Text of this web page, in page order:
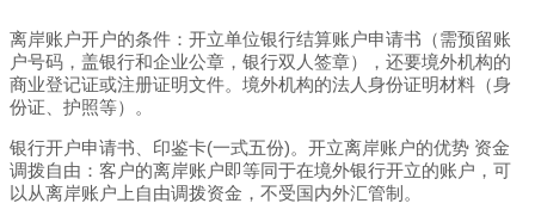
离岸账户开户的条件：开立单位银行结算账户申请书（需预留账
户号码，盖银行和企业公章，银行双人签章），还要境外机构的
商业登记证或注册证明文件。境外机构的法人身份证明材料（身
份证、护照等）。
银行开户申请书、印鉴卡(一式五份)。开立离岸账户的优势 资金
调拨自由：客户的离岸账户即等同于在境外银行开立的账户，可
以从离岸账户上自由调拨资金，不受国内外汇管制。